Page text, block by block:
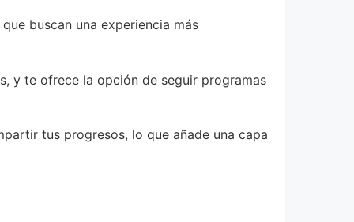
buscan una experiencia más
y te ofrece la opción de seguir programas
tus progresos, lo que añade una capa